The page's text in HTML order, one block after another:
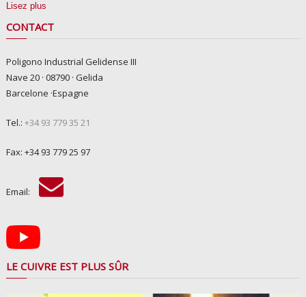
Lisez plus
CONTACT
Poligono Industrial Gelidense III
Nave 20 · 08790 · Gelida
Barcelone ·Espagne
Tel.: +34 93 779 35 21
Fax: +34 93 779 25 97
Email:
LE CUIVRE EST PLUS SÛR